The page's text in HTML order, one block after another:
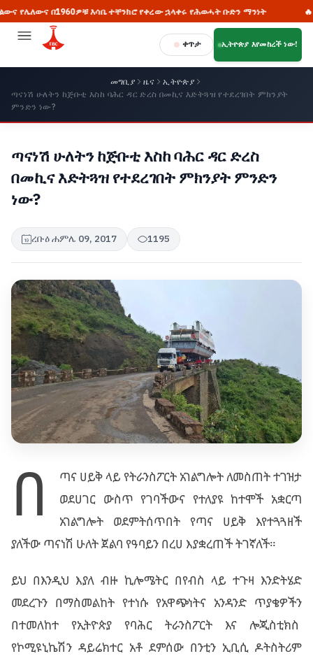
እሳቤ ተቸንክሮ የቀረው ኋላቀሩ የሕወሓት ቡድን ማንነት 🔥 ከአስከፊ
ቀጥታ ኢትዮጵያ እየመከረች ነው!
መግቢያ ዜና
ኢትዮጵያ
ጣናነሽ ሁለትን ከጅቡቲ እስከ ባሕር ዳር ድረስ በመኪና እድትጓዝ የተደረገበት ምክንያት
ምንድን ነው?
ጣናነሽ ሁለትን ከጅቡቲ እስከ ባሕር ዳር ድረስ
በመኪና እድትጓዝ የተደረገበት ምክንያት ምንድን
ነው?
ረቡዕ ሐምሌ 09, 2017 1195
በ
ጣና ሀይቅ ላይ የትራንስፖርት አገልግሎት ለመስጠት ተገዝታ
ወደሀገር ውስጥ የገባችውና የተለያዩ ከተሞች አቋርጣ
አገልግሎት ወደምትሰጥበት የጣና ሀይቅ እየተጓጓዘች
ያለችው ጣናነሽ ሁለት ጀልባ የዓባይን በረሀ እያቋረጠች ትገኛለች።
ይህ በእንዲህ እያለ ብዙ ኪሎሜትር በየብስ ላይ ተጉዛ እንድትሄድ
መደረጉን በማስመልከት የተነሱ የአዋጭነትና አንዳንድ ጥያቄዎችን
በተመለከተ የኢትዮጵያ የባሕር ትራንስፖርት እና ሎጂስቲክስ
የኮሚዩኒኬሽን ዳይሬክተር አቶ ደምሰው በንቲን ኢቢሲ ዶትስትሪም